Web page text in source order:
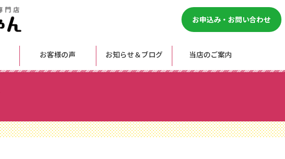
お申込み・お問い合わせ
お客様の声 お知らせ＆ブログ 当店のご案内